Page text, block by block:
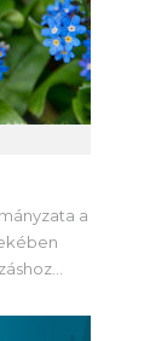
a